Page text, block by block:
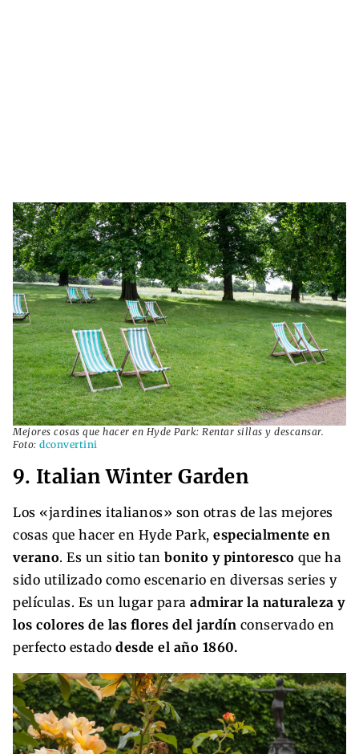
Mejores cosas que hacer en Hyde Park: Rentar sillas y descansar.
Foto: dconvertini
9. Italian Winter Garden
Los «jardines italianos» son otras de las mejores
cosas que hacer en Hyde Park, especialmente en
verano. Es un sitio tan bonito y pintoresco que ha
sido utilizado como escenario en diversas series y
películas. Es un lugar para admirar la naturaleza y
los colores de las flores del jardín conservado en
perfecto estado desde el año 1860.